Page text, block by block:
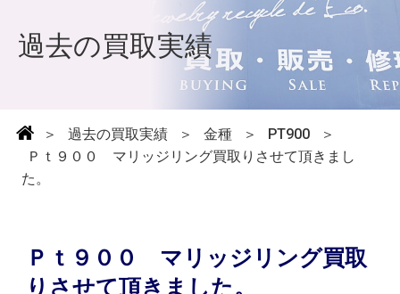
過去の買取実績
＞ 過去の買取実績 ＞ 金種 ＞ PT900
＞
Ｐｔ９００ マリッジリング買取りさせて頂きまし
た。
Ｐｔ９００ マリッジリング買取
りさせて頂きました。